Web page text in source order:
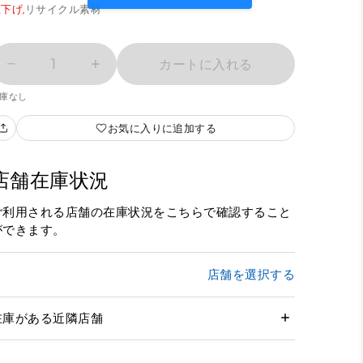
げ, リサイクル素材
1 カートに入れる
なし
お気に入りに追加する
舗在庫状況
利用される店舗の在庫状況をこちらで確認すること
きます。
店舗を選択する
庫がある近隣店舗